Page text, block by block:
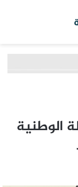
الوطنية